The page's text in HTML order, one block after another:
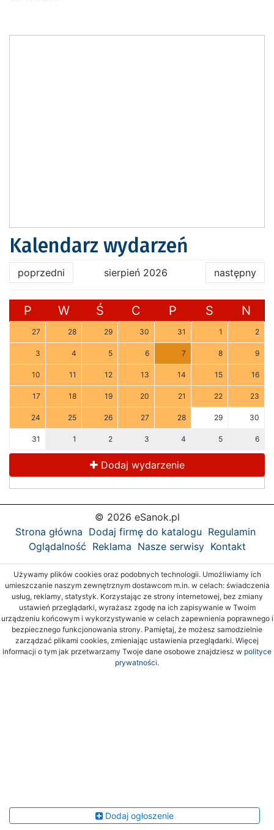
Kalendarz wydarzeń
poprzedni sierpień 2026 następny
P W Ś C P S N
27 28 29 30 31 1 2
3 4 5 6 7 8 9
10 11 12 13 14 15 16
17 18 19 20 21 22 23
24 25 26 27 28 29 30
31 1 2 3 4 5 6
Dodaj wydarzenie
© 2026 eSanok.pl
Strona główna Dodaj firmę do katalogu Regulamin
Oglądalność Reklama Nasze serwisy Kontakt
Używamy plików cookies oraz podobnych technologii. Umożliwiamy ich
umieszczanie naszym zewnętrznym dostawcom m.in. w celach: świadczenia
usług, reklamy, statystyk. Korzystając ze strony internetowej, bez zmiany
ustawień przeglądarki, wyrażasz zgodę na ich zapisywanie w Twoim
urządzeniu końcowym i wykorzystywanie w celach zapewnienia poprawnego i
bezpiecznego funkcjonowania strony. Pamiętaj, że możesz samodzielnie
zarządzać plikami cookies, zmieniając ustawienia przeglądarki. Więcej
informacji o tym jak przetwarzamy Twoje dane osobowe znajdziesz w polityce
prywatności.
Dodaj ogłoszenie